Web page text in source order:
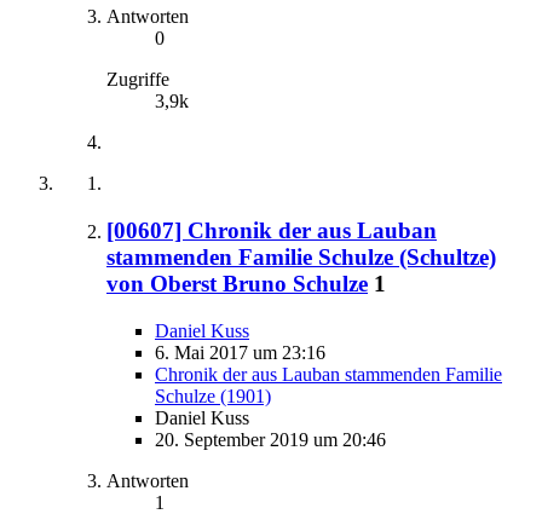
Antworten
0
Zugriffe
3,9k
[00607] Chronik der aus Lauban
stammenden Familie Schulze (Schultze)
von Oberst Bruno Schulze 1
Daniel Kuss
6. Mai 2017 um 23:16
Chronik der aus Lauban stammenden Familie
Schulze (1901)
Daniel Kuss
20. September 2019 um 20:46
Antworten
1